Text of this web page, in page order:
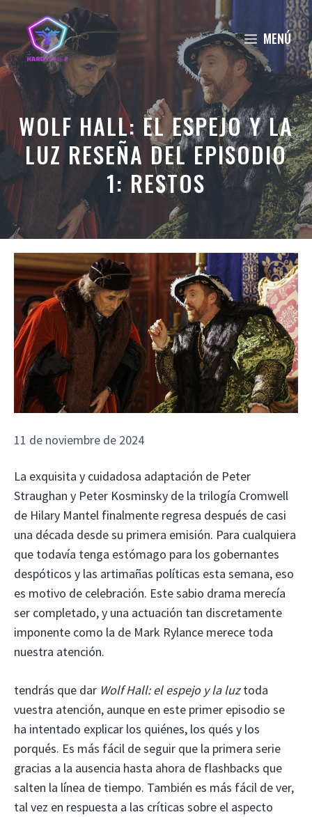
contenido
MENÚ
WOLF HALL: EL ESPEJO Y LA
LUZ RESEÑA DEL EPISODIO
1: RESTOS
11 de noviembre de 2024
La exquisita y cuidadosa adaptación de Peter
Straughan y Peter Kosminsky de la trilogía Cromwell
de Hilary Mantel finalmente regresa después de casi
una década desde su primera emisión. Para cualquiera
que todavía tenga estómago para los gobernantes
despóticos y las artimañas políticas esta semana, eso
es motivo de celebración. Este sabio drama merecía
ser completado, y una actuación tan discretamente
imponente como la de Mark Rylance merece toda
nuestra atención.
tendrás que dar Wolf Hall: el espejo y la luztoda
vuestra atención, aunque en este primer episodio se
ha intentado explicar los quiénes, los qués y los
porqués. Es más fácil de seguir que la primera serie
gracias a la ausencia hasta ahora de flashbacks que
salten la línea de tiempo. También es más fácil de ver,
tal vez en respuesta a las críticas sobre el aspecto